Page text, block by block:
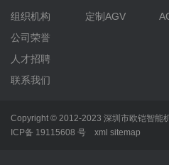
组织机构
公司荣誉
人才招聘
联系我们
定制AGV
Copyright © 2012-2023 深圳市欧铠智能
ICP备 19115608 号
xml sitemap